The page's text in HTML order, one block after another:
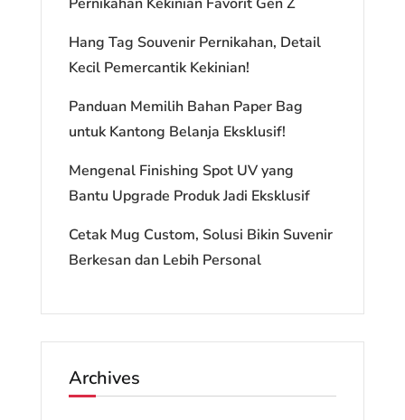
Hang Tag Souvenir Pernikahan, Detail
Kecil Pemercantik Kekinian!
Panduan Memilih Bahan Paper Bag
untuk Kantong Belanja Eksklusif!
Mengenal Finishing Spot UV yang
Bantu Upgrade Produk Jadi Eksklusif
Cetak Mug Custom, Solusi Bikin Suvenir
Berkesan dan Lebih Personal
Archives